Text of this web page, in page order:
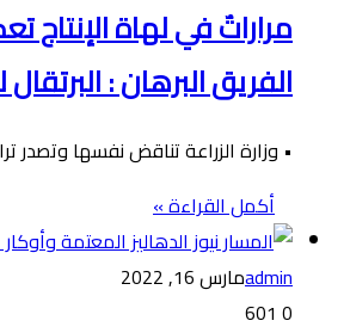
مراراتٌ في لهاة الإنتاج
الفريق البرهان :
• وزارة الزراعة تناقض نفسها وتصدر
أكمل القراءة »
adminمارس 16, 2022
0